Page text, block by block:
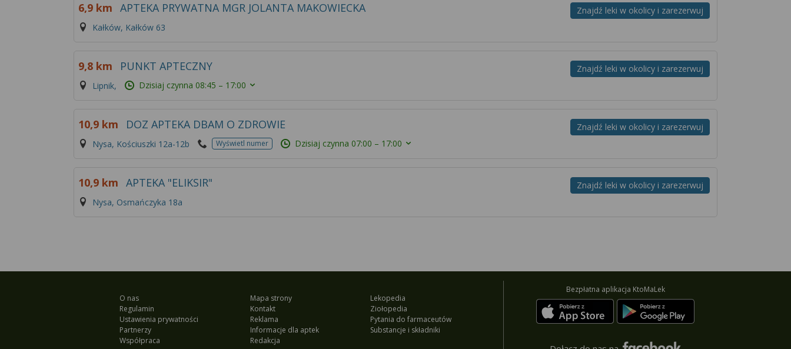
Znajdź leki w okolicy i zarezerwuj
6,9 km APTEKA PRYWATNA MGR JOLANTA MAKOWIECKA
Kałków, Kałków 63
Znajdź leki w okolicy i zarezerwuj
9,8 km PUNKT APTECZNY
Lipnik, Dzisiaj czynna 08:45 – 17:00
Znajdź leki w okolicy i zarezerwuj
10,9 km DOZ APTEKA DBAM O ZDROWIE
Nysa, Kościuszki 12a-12b Wyświetl numer Dzisiaj czynna 07:00 – 17:00
Znajdź leki w okolicy i zarezerwuj
10,9 km APTEKA "ELIKSIR"
Nysa, Osmańczyka 18a
O nas
Regulamin
Ustawienia prywatności
Partnerzy
Współpraca
Mapa strony
Kontakt
Reklama
Informacje dla aptek
Redakcja
Lekopedia
Ziołopedia
Pytania do farmaceutów
Substancje i składniki
Bezpłatna aplikacja KtoMaLek